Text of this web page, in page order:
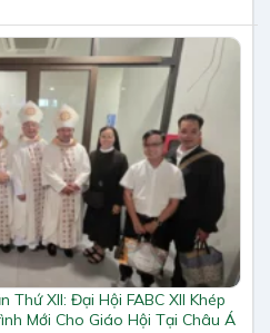
Thứ XII: Đại Hội FABC XII Khép
Mới Cho Giáo Hội Tại Châu Á